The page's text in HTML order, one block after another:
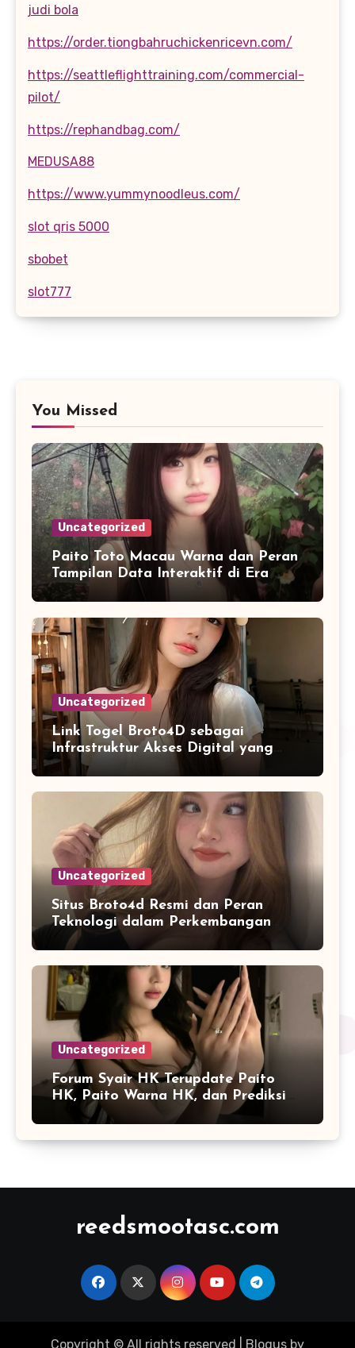
judi bola
https://order.tiongbahruchickenricevn.com/
https://seattleflighttraining.com/commercial-
pilot/
https://rephandbag.com/
MEDUSA88
https://www.yummynoodleus.com/
slot qris 5000
sbobet
slot777
You Missed
Uncategorized
Paito Toto Macau Warna dan Peran
Tampilan Data Interaktif di Era
Informasi Digital Modern
Uncategorized
Link Togel Broto4D sebagai
Infrastruktur Akses Digital yang
Lebih Stabil dan Cepat
Uncategorized
Situs Broto4d Resmi dan Peran
Teknologi dalam Perkembangan
Platform Online
Uncategorized
Forum Syair HK Terupdate Paito
HK, Paito Warna HK, dan Prediksi
Harian
reedsmootasc.com
Copyright © All rights reserved Blogus by